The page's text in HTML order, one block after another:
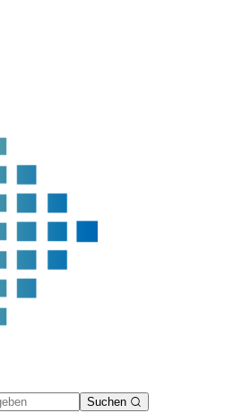
Suchen